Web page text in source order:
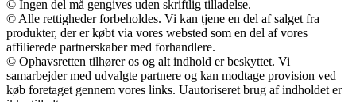
© Ingen del må gengives uden skriftlig tilladelse.
© Alle rettigheder forbeholdes. Vi kan tjene en del af salget fra
produkter, der er købt via vores websted som en del af vores
affilierede partnerskaber med forhandlere.
© Ophavsretten tilhører os og alt indhold er beskyttet. Vi
samarbejder med udvalgte partnere og kan modtage provision ved
køb foretaget gennem vores links. Uautoriseret brug af indholdet er